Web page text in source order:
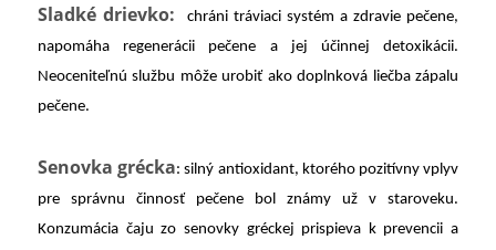
Sladké drievko:
chráni tráviaci systém a zdravie pečene,
napomáha regenerácii pečene a jej účinnej detoxikácii.
Neoceniteľnú službu môže urobiť ako doplnková liečba zápalu
pečene.
Senovka grécka: silný antioxidant, ktorého pozitívny vplyv
pre správnu činnosť pečene bol známy už v staroveku.
Konzumácia čaju zo senovky gréckej prispieva k prevencii a